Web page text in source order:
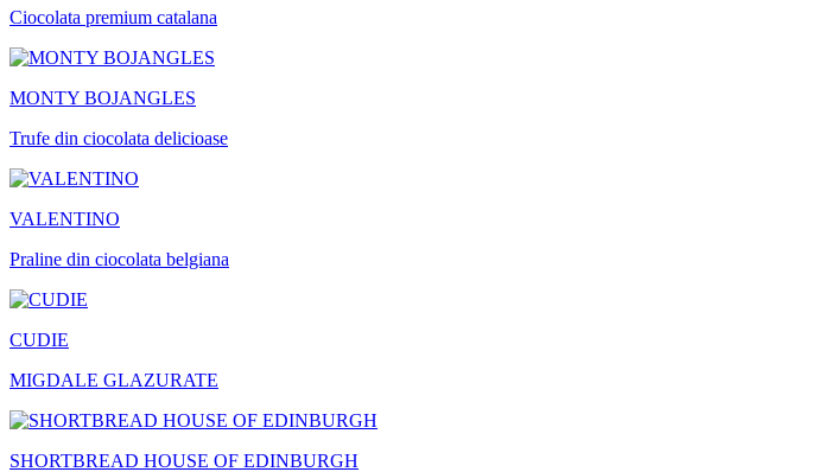
Ciocolata premium catalana
MONTY BOJANGLES
Trufe din ciocolata delicioase
VALENTINO
Praline din ciocolata belgiana
CUDIE
MIGDALE GLAZURATE
SHORTBREAD HOUSE OF EDINBURGH